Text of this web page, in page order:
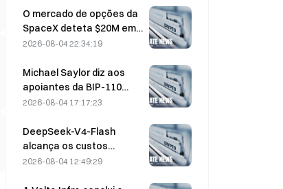
máximo histórico
O mercado de opções da
SpaceX deteta $20M em
misteriosas posições de
preço de exercício de 330
dólares antes do
vencimento de sexta-
2026-08-04 22:34:19
Michael Saylor diz aos
apoiantes da BIP-110
para «recuarem»
mineradores estagna nos
2,70%
2026-08-04 17:17:23
DeepSeek-V4-Flash
alcança os custos
operacionais mais baixos
2026-08-04 12:49:29